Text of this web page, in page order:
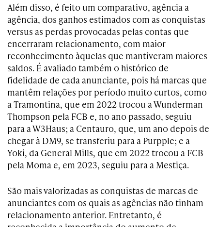
Além disso, é feito um comparativo, agência a
agência, dos ganhos estimados com as conquistas
versus as perdas provocadas pelas contas que
encerraram relacionamento, com maior
reconhecimento àquelas que mantiveram maiores
saldos. É avaliado também o histórico de
fidelidade de cada anunciante, pois há marcas que
mantêm relações por período muito curtos, como
a Tramontina, que em 2022 trocou a Wunderman
Thompson pela FCB e, no ano passado, seguiu
para a W3Haus; a Centauro, que, um ano depois de
chegar à DM9, se transferiu para a Purpple; e a
Yoki, da General Mills, que em 2022 trocou a FCB
pela Moma e, em 2023, seguiu para a Mestiça.
São mais valorizadas as conquistas de marcas de
anunciantes com os quais as agências não tinham
relacionamento anterior. Entretanto, é